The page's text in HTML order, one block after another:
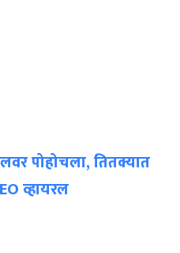
पोहोचला, तितक्यात
व्हायरल